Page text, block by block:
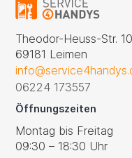
Theodor-Heuss-Str.
69181 Leimen
06224 173557
Öffnungszeiten
Montag bis Freitag
09:30 – 18:30 Uhr